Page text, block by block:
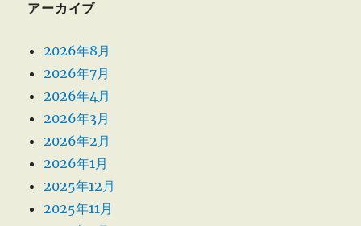
アーカイブ
2026年8月
2026年7月
2026年4月
2026年3月
2026年2月
2026年1月
2025年12月
2025年11月